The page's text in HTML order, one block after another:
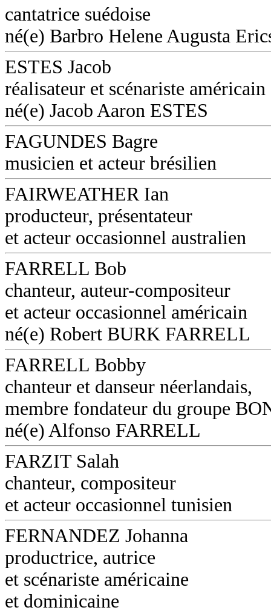
cantatrice suédoise
né(e) Barbro Helene Augusta
ESTES Jacob
réalisateur et scénariste américain
né(e) Jacob Aaron ESTES
FAGUNDES Bagre
musicien et acteur brésilien
FAIRWEATHER Ian
producteur, présentateur
et acteur occasionnel australien
FARRELL Bob
chanteur, auteur-compositeur
et acteur occasionnel américain
né(e) Robert BURK FARRELL
FARRELL Bobby
chanteur et danseur néerlandais,
membre fondateur du groupe
né(e) Alfonso FARRELL
FARZIT Salah
chanteur, compositeur
et acteur occasionnel tunisien
FERNANDEZ Johanna
productrice, autrice
et scénariste américaine
et dominicaine